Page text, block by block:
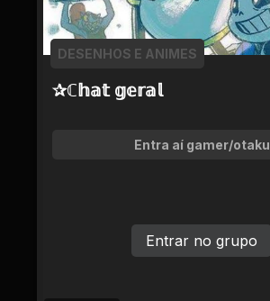
✰ℂ𝕙𝕒𝕥 𝕘𝕖𝕣𝕒𝕝
DESENHOS E ANIMES
Entra aí gamer/otaku
Entrar no grupo